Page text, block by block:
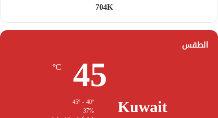
704K
الطقس
Kuwait
45
℃
37%